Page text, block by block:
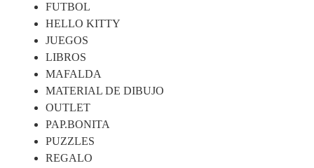
FUTBOL
HELLO KITTY
JUEGOS
LIBROS
MAFALDA
MATERIAL DE DIBUJO
OUTLET
PAP.BONITA
PUZZLES
REGALO